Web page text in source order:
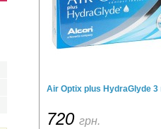
Air Optix plus HydraGlyde 3
720 грн.